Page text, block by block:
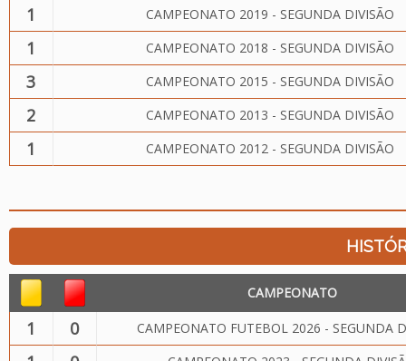
1 CAMPEONATO 2019 - SEGUNDA DIVISÃO
1 CAMPEONATO 2018 - SEGUNDA DIVISÃO
3 CAMPEONATO 2015 - SEGUNDA DIVISÃO
2 CAMPEONATO 2013 - SEGUNDA DIVISÃO
1 CAMPEONATO 2012 - SEGUNDA DIVISÃO
CAMPEONATO
1 0 CAMPEONATO FUTEBOL 2026 - SEGUNDA